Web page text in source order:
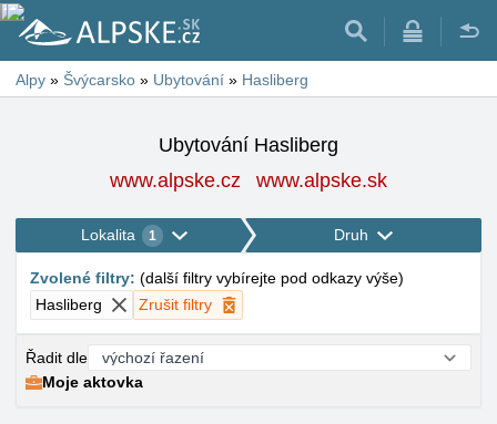
Alpy » Švýcarsko » Ubytování » Hasliberg
Ubytování Hasliberg
www.alpske.cz
www.alpske.sk
Lokalita 1 Druh
Zvolené filtry: (další filtry vybírejte pod odkazy výše)
Hasliberg
Zrušit filtry
Řadit dle
Moje aktovka